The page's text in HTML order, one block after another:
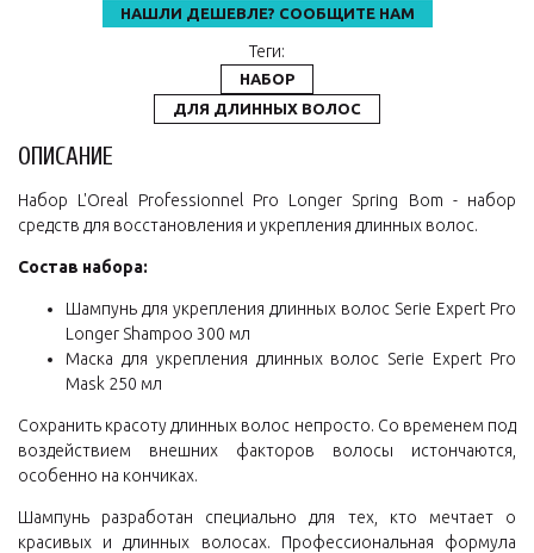
НАШЛИ ДЕШЕВЛЕ? СООБЩИТЕ НАМ
Теги:
НАБОР
ДЛЯ ДЛИННЫХ ВОЛОС
ОПИСАНИЕ
Набор L'Oreal Professionnel Pro Longer Spring Bom - набор
средств для восстановления и укрепления длинных волос.
Состав набора:
Шампунь для укрепления длинных волос Serie Expert Pro
Longer Shampoo 300 мл
Маска для укрепления длинных волос Serie Expert Pro
Mask 250 мл
Сохранить красоту длинных волос непросто. Со временем под
воздействием внешних факторов волосы истончаются,
особенно на кончиках.
Шампунь разработан специально для тех, кто мечтает о
красивых и длинных волосах. Профессиональная формула